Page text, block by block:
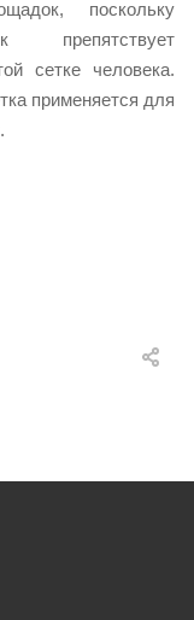
поскольку
препятствует
сетке человека.
применяется для